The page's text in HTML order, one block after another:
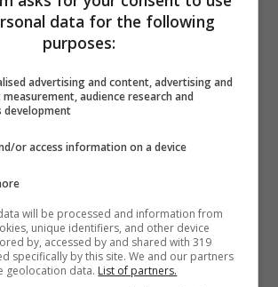
” come accadde alla
anni novanta e convergere al
va troppo a destra,
troppo a sinistra…”
data for the following
purposes:
advertising and content, advertising and
audience research and
development
or access information on a device
will be processed and information from
unique identifiers, and other device
by, accessed by and shared with 319
specifically by this site. We and our partners
geolocation data. List of partners.